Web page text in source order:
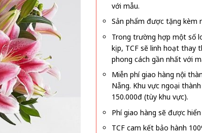
với mẫu.
Sản phẩm được tặng kèm
Trong trường hợp một số
kịp, TCF sẽ linh hoạt thay
phong cách gần nhất với
Miễn phí giao hàng nội
Nẵng. Khu vực ngoại
150.000đ (tùy khu vực).
Phí giao hàng sẽ được
TCF cam kết bảo hành